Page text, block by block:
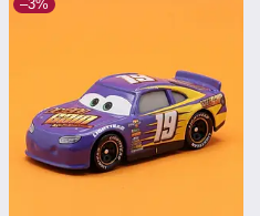
–3%